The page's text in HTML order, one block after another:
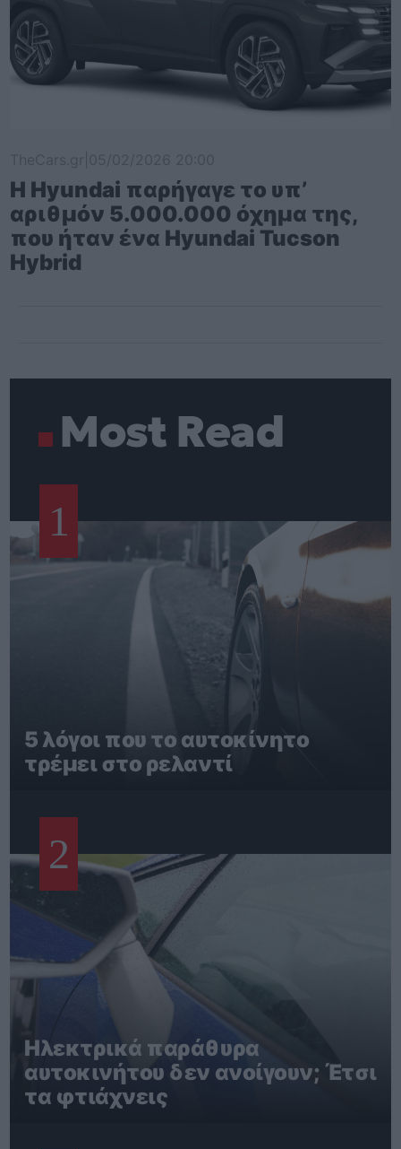
Η Hyundai παρήγαγε το υπ’
αριθμόν 5.000.000 όχημα της,
που ήταν ένα Hyundai Tucson
Hybrid
Most Read
1
5 λόγοι που το αυτοκίνητο
τρέμει στο ρελαντί
2
Ηλεκτρικά παράθυρα
αυτοκινήτου δεν ανοίγουν; Έτσι
τα φτιάχνεις